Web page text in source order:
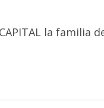
la familia